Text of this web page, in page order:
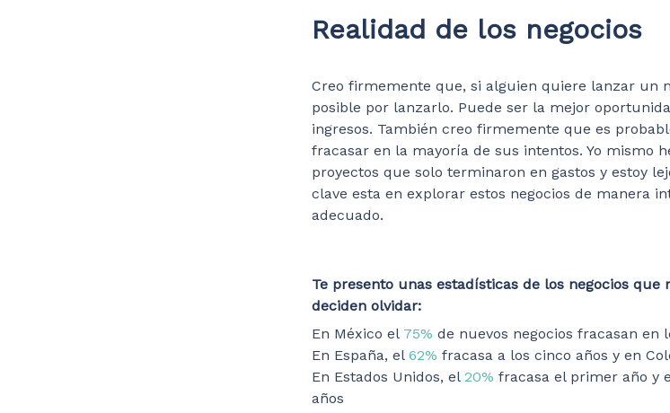
Realidad de los negocios
Creo firmemente que, si alguien quiere lanzar un
posible por lanzarlo. Puede ser la mejor
ingresos. También creo firmemente que es
fracasar en la mayoría de sus intentos. Yo mismo
proyectos que solo terminaron en gastos y estoy
clave esta en explorar estos negocios de manera
adecuado.
Te presento unas estadísticas de los negocios
deciden olvidar:
En México el 75% de nuevos negocios fracasan en
En España, el 62% fracasa a los cinco años y en
En Estados Unidos, el 20% fracasa el primer año y
años